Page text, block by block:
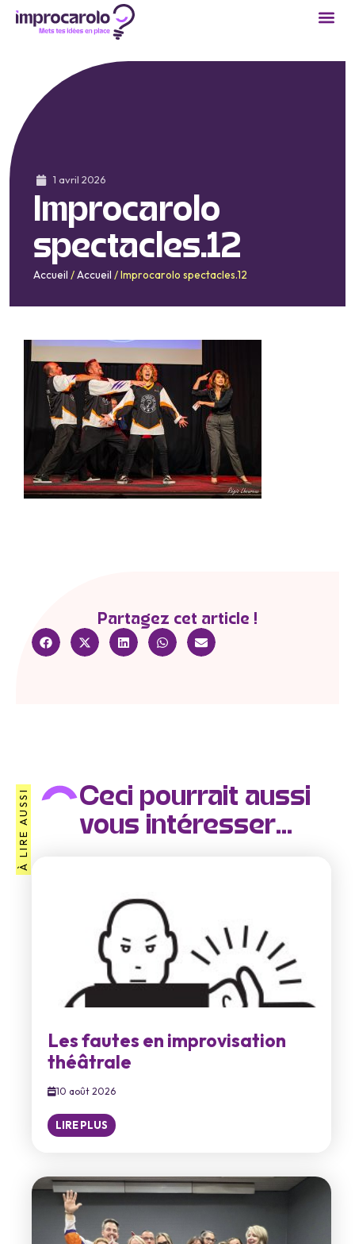
1 avril 2026
Improcarolo
spectacles.12
Accueil /Accueil /Improcarolo spectacles.12
Partagez cet article !
À LIRE AUSSI
Ceci pourrait aussi
vous intéresser...
Les fautes en improvisation
théâtrale
10 août 2026
LIRE PLUS